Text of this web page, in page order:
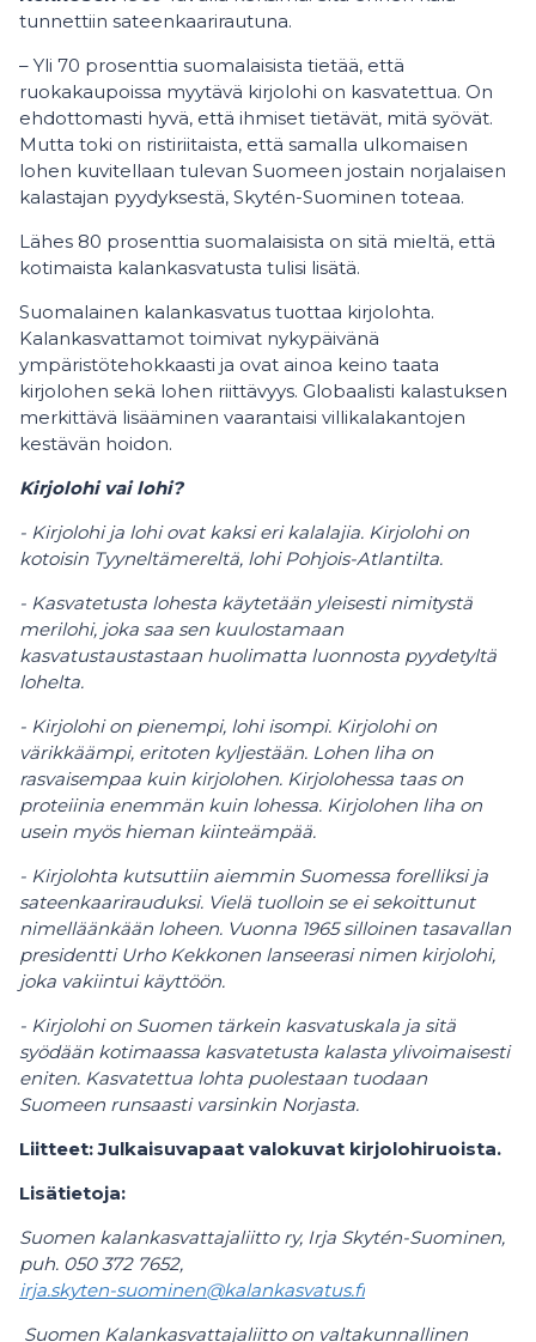
tunnettiin sateenkaarirautuna.
– Yli 70 prosenttia suomalaisista tietää, että
ruokakaupoissa myytävä kirjolohi on kasvatettua. On
ehdottomasti hyvä, että ihmiset tietävät, mitä syövät.
Mutta toki on ristiriitaista, että samalla ulkomaisen
lohen kuvitellaan tulevan Suomeen jostain norjalaisen
kalastajan pyydyksestä, Skytén-Suominen toteaa.
Lähes 80 prosenttia suomalaisista on sitä mieltä, että
kotimaista kalankasvatusta tulisi lisätä.
Suomalainen kalankasvatus tuottaa kirjolohta.
Kalankasvattamot toimivat nykypäivänä
ympäristötehokkaasti ja ovat ainoa keino taata
kirjolohen sekä lohen riittävyys. Globaalisti kalastuksen
merkittävä lisääminen vaarantaisi villikalakantojen
kestävän hoidon.
Kirjolohi vai lohi?
- Kirjolohi ja lohi ovat kaksi eri kalalajia. Kirjolohi on
kotoisin Tyyneltämereltä, lohi Pohjois-Atlantilta.
- Kasvatetusta lohesta käytetään yleisesti nimitystä
merilohi, joka saa sen kuulostamaan
kasvatustaustastaan huolimatta luonnosta pyydetyltä
lohelta.
- Kirjolohi on pienempi, lohi isompi. Kirjolohi on
värikkäämpi, eritoten kyljestään. Lohen liha on
rasvaisempaa kuin kirjolohen. Kirjolohessa taas on
proteiinia enemmän kuin lohessa. Kirjolohen liha on
usein myös hieman kiinteämpää.
- Kirjolohta kutsuttiin aiemmin Suomessa forelliksi ja
sateenkaarirauduksi. Vielä tuolloin se ei sekoittunut
nimelläänkään loheen. Vuonna 1965 silloinen tasavallan
presidentti Urho Kekkonen lanseerasi nimen kirjolohi,
joka vakiintui käyttöön.
- Kirjolohi on Suomen tärkein kasvatuskala ja sitä
syödään kotimaassa kasvatetusta kalasta ylivoimaisesti
eniten. Kasvatettua lohta puolestaan tuodaan
Suomeen runsaasti varsinkin Norjasta.
Liitteet: Julkaisuvapaat valokuvat kirjolohiruoista.
Lisätietoja:
Suomen kalankasvattajaliitto ry, Irja Skytén-Suominen,
puh. 050 372 7652,
irja.skyten-suominen@kalankasvatus.fi
Suomen Kalankasvattajaliitto on valtakunnallinen